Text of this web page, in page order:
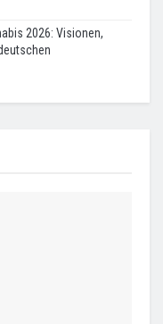
2026: Visionen,